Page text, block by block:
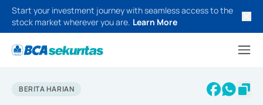
Start your investment journey with seamless access to the
stock market wherever you are. Learn More
BERITA HARIAN